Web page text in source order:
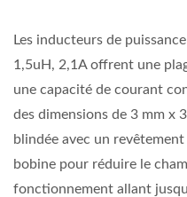
Les inducteurs de
1,5uH, 2,1A offrent une
une capacité de courant
des dimensions de 3 mm x
blindée avec un
bobine pour réduire le
fonctionnement allant